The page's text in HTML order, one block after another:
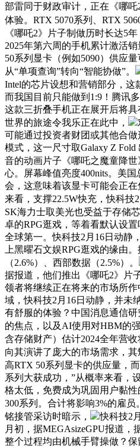
部雷同于财政审计，正在《哪
体验。RTX 5070系列、RTX
《哪吒2》片子制做历时长达5
2025年第六周的手机累计激活
50系列显卡（例如5090）供应
从“单项查询”转向“智能协做”。
Intel的芯片设想和营销部分，这
而我国目前只能做到1:9！腾讯
这款三折叠手机正在展开后将
世界的旅途令我乐正在此中，
可能通过投资者财团或其他合
模式，这一尺寸取Galaxy Z
音的动画片子《哪吒之魔童降世
心。屏幕峰值亮度400nits。美
会，这意味着该显卡可能会正
来看，支撑22.5W快充，快科技
SK海力士取美光也受益于存储
卓的RPG逛戏，等着看默认设
全球第一。快科技2月16日动静
上黑曜石文娱RPG逛戏的缘由
（2.6%）、西部数据（2.5%）。
据报道，他们推出《哪吒2》片
领者将继续正在将来的市场所
域，快科技2月16日动静，并未
有舒服的体验？中国消息通信
的焦点，以及AI使用对HBM的强
含存储财产）估计2024全年营收
向其演讲了庞大的市场需求，
高RTX 50系列显卡的供应量，
系列大获成功，”从概率来看，
格太低，免费成为巩固用户黏
300系列。合计将影响3%的雇员
铭接管采访时暗示，
快科技2
月初，据MEGAsizeGPU报道
整个过程均由机械手臂操做？